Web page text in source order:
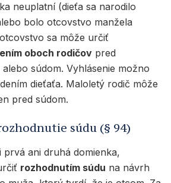
neuplatní (dieťa sa narodilo
bolo otcovstvo manžela
sa môže určiť
oboch rodičov pred
súdom. Vyhlásenie možno
dieťaťa. Maloletý rodič môže
pred súdom.
súdu (§ 94)
prvá ani druhá domienka,
rozhodnutím súdu na návrh